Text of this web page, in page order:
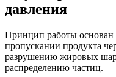
давления
Принцип работы основан
пропускании продукта
разрушению жировых
распределению частиц.